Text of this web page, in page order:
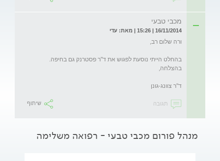
מכבי טבעי
16/11/2014 | 15:26 | מאת: עדי
ד"ר צוונג-גונן
תגובה שיתוף
מנהל פורום מכבי טבעי - רפואה משלימה